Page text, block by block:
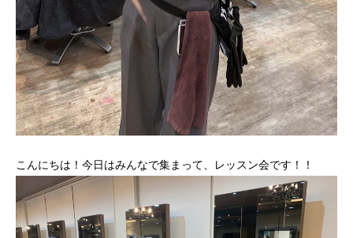
こんにちは！今日はみんなで集まって、レッスン会です！！